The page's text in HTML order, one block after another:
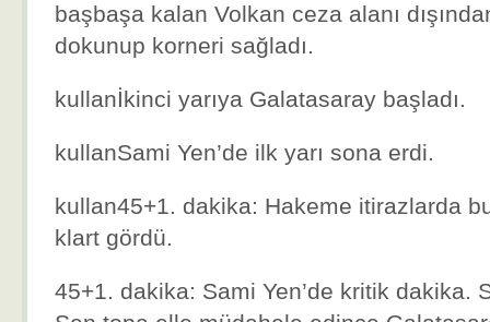
başbaşa kalan Volkan ceza alanı
dokunup korneri sağladı.
kullanİkinci yarıya Galatasaray başladı.
kullanSami Yen’de ilk yarı sona erdi.
kullan45+1. dakika: Hakeme itirazlarda
klart gördü.
45+1. dakika: Sami Yen’de kritik dakika.